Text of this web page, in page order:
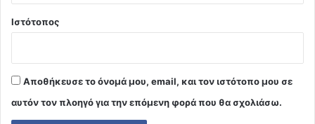
Ιστότοπος
Αποθήκευσε το όνομά μου, email, και τον ιστότοπο μου σε
αυτόν τον πλοηγό για την επόμενη φορά που θα σχολιάσω.